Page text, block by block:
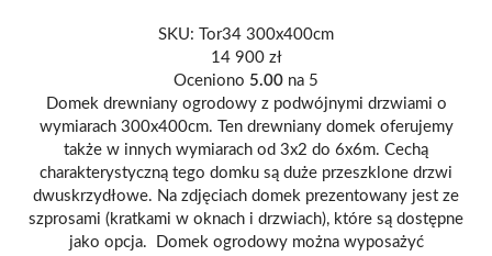
SKU:
Tor34 300x400cm
14 900 zł
Oceniono 5.00 na 5
Domek drewniany ogrodowy z podwójnymi drzwiami o
wymiarach 300x400cm. Ten drewniany domek oferujemy
także w innych wymiarach od 3x2 do 6x6m. Cechą
charakterystyczną tego domku są duże przeszklone drzwi
dwuskrzydłowe. Na zdjęciach domek prezentowany jest ze
szprosami (kratkami w oknach i drzwiach), które są dostępne
jako opcja. Domek ogrodowy można wyposażyć